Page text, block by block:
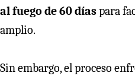
al fuego de 60 díaspara
amplio.
Sin embargo, el proceso